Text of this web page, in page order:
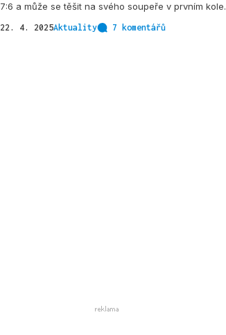
7:6 a může se těšit na svého soupeře v prvním kole.
22. 4. 2025Aktuality 7 komentářů